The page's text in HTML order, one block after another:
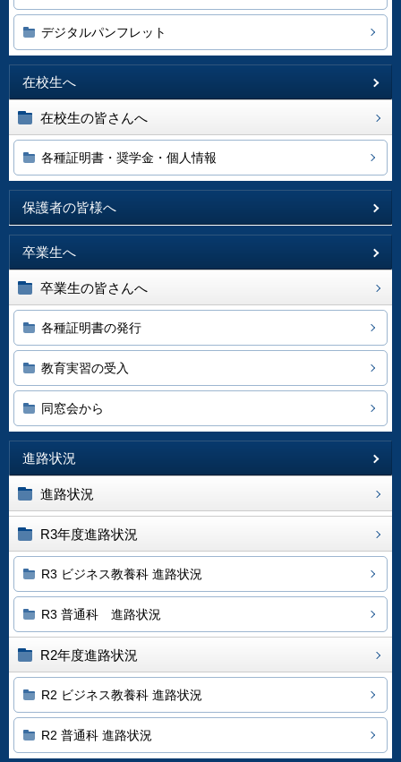
デジタルパンフレット
在校生へ
在校生の皆さんへ
各種証明書・奨学金・個人情報
保護者の皆様へ
卒業生へ
卒業生の皆さんへ
各種証明書の発行
教育実習の受入
同窓会から
進路状況
進路状況
R3年度進路状況
R3 ビジネス教養科 進路状況
R3 普通科 進路状況
R2年度進路状況
R2 ビジネス教養科 進路状況
R2 普通科 進路状況